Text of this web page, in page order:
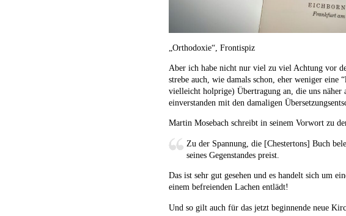
„Orthodoxie“, Frontispiz
Aber ich habe nicht nur viel zu viel Achtung vor
strebe auch, wie damals schon, eher weniger eine
vielleicht holprige) Übertragung an, die uns näher
einverstanden mit den damaligen
Martin Mosebach schreibt in seinem Vorwort zu
Zu der Spannung, die [Chestertons] Buch
seines Gegenstandes preist.
Das ist sehr gut gesehen und es handelt sich um
einem befreienden Lachen entlädt!
Und so gilt auch für das jetzt beginnende neue